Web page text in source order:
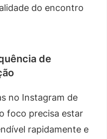
do encontro
de
no Instagram de
foco precisa estar
rapidamente e